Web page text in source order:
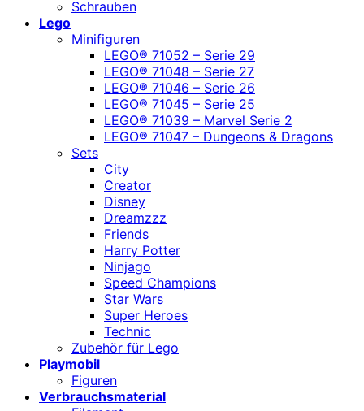
Schrauben
Lego
Minifiguren
LEGO® 71052 – Serie 29
LEGO® 71048 – Serie 27
LEGO® 71046 – Serie 26
LEGO® 71045 – Serie 25
LEGO® 71039 – Marvel Serie 2
LEGO® 71047 – Dungeons & Dragons
Sets
City
Creator
Disney
Dreamzzz
Friends
Harry Potter
Ninjago
Speed Champions
Star Wars
Super Heroes
Technic
Zubehör für Lego
Playmobil
Figuren
Verbrauchsmaterial